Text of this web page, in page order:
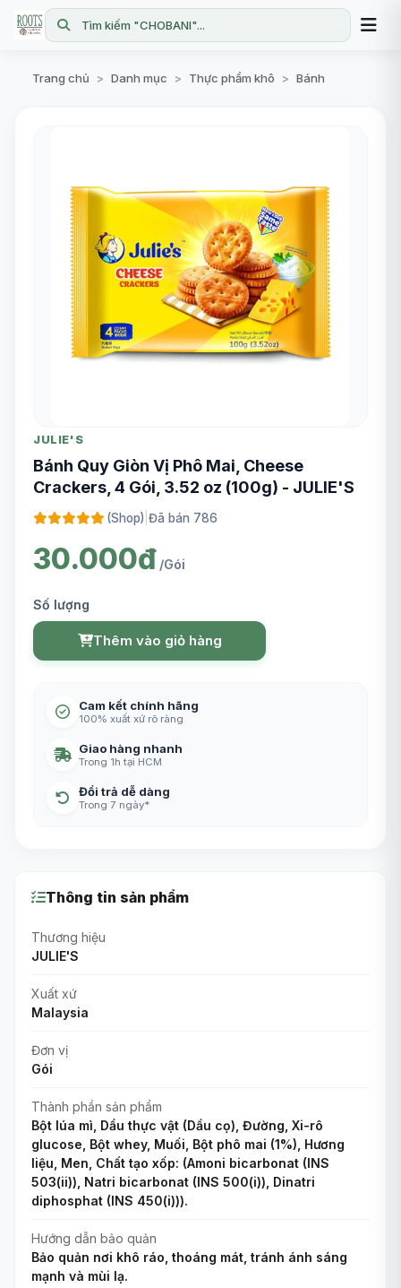
Tìm kiếm "CHOBANI"...
Trang chủ > Danh mục > Thực phẩm khô > Bánh
JULIE'S
Bánh Quy Giòn Vị Phô Mai, Cheese
Crackers, 4 Gói, 3.52 oz (100g) - JULIE'S
(Shop) Đã bán 786
30.000đ /Gói
Số lượng
Thêm vào giỏ hàng
Cam kết chính hãng
100% xuất xứ rõ ràng
Giao hàng nhanh
Trong 1h tại HCM
Đổi trả dễ dàng
Trong 7 ngày*
Thông tin sản phẩm
Thương hiệu
JULIE'S
Xuất xứ
Malaysia
Đơn vị
Gói
Thành phần sản phẩm
Bột lúa mì, Dầu thực vật (Dầu cọ), Đường, Xi-rô
glucose, Bột whey, Muối, Bột phô mai (1%), Hương
liệu, Men, Chất tạo xốp: (Amoni bicarbonat (INS
503(ii)), Natri bicarbonat (INS 500(i)), Dinatri
diphosphat (INS 450(i))).
Hướng dẫn bảo quản
Bảo quản nơi khô ráo, thoáng mát, tránh ánh sáng
mạnh và mùi lạ.